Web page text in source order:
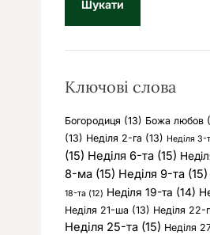
к
Ключові слова
Богородиця (13) Божа любов
(13) Неділя 2-га (13) Неділя 3-
(15) Неділя 6-та (15)
8-ма (15) Неділя 9-та (15)
18-та (12) Неділя 19-та (14)
Неділя 21-ша (13) Неділя 22-
Неділя 25-та (15) Неділя